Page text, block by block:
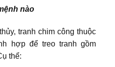
nào
tranh chim công thuộc
hợp để treo tranh gồm
thể: